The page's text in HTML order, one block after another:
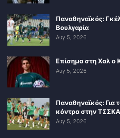
Παναθηναϊκός:
Βουλγαρία
Αυγ 5, 2026
Επίσημα στη Χαλ ο
Αυγ 5, 2026
Παναθηναϊκός: Για
κόντρα στην
Αυγ 5, 2026